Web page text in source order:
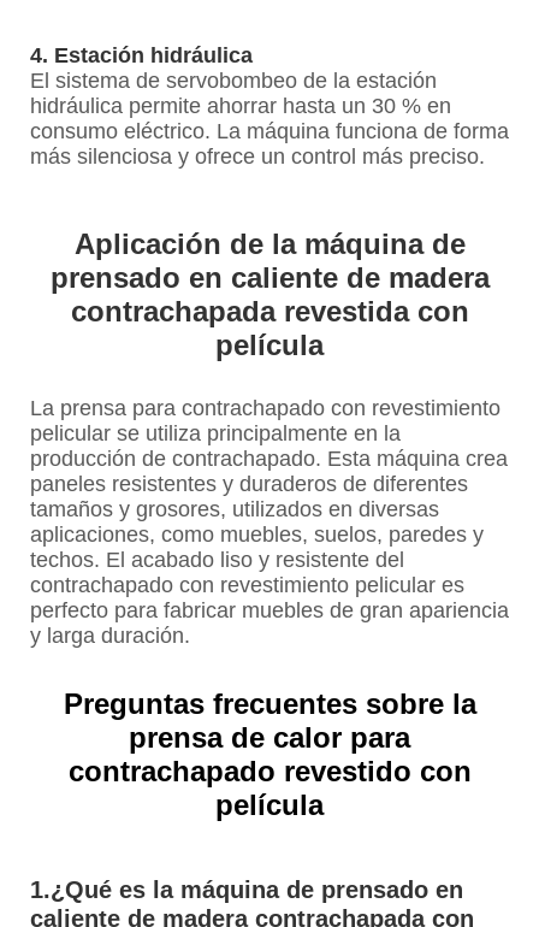
4. Estación hidráulica
El sistema de servobombeo de la estación
hidráulica permite ahorrar hasta un 30 % en
consumo eléctrico. La máquina funciona de forma
más silenciosa y ofrece un control más preciso.
Aplicación de la máquina de
prensado en caliente de madera
contrachapada revestida con
película
La prensa para contrachapado con revestimiento
pelicular se utiliza principalmente en la
producción de contrachapado. Esta máquina crea
paneles resistentes y duraderos de diferentes
tamaños y grosores, utilizados en diversas
aplicaciones, como muebles, suelos, paredes y
techos. El acabado liso y resistente del
contrachapado con revestimiento pelicular es
perfecto para fabricar muebles de gran apariencia
y larga duración.
Preguntas frecuentes sobre la
prensa de calor para
contrachapado revestido con
película
1.¿Qué es la máquina de prensado en
caliente de madera contrachapada con